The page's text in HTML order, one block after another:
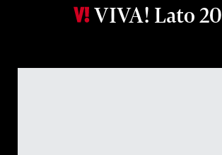
VIVA! Lato